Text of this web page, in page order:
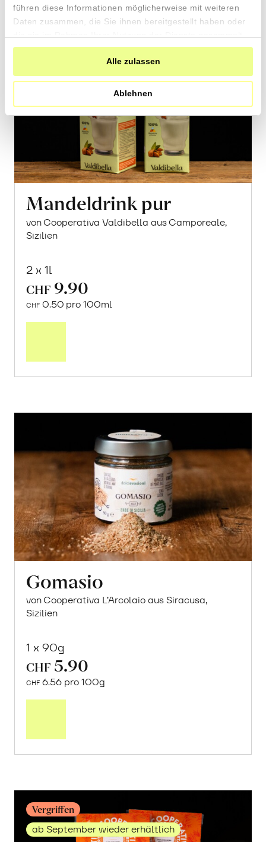
führen diese Informationen möglicherweise mit weiteren
Daten zusammen, die Sie ihnen bereitgestellt haben oder
haben.
Alle zulassen
Ablehnen
Mandeldrink pur
von Cooperativa Valdibella aus Camporeale,
Sizilien
2 x 1l
CHF 9.90
CHF 0.50 pro 100ml
Gomasio
von Cooperativa L’Arcolaio aus Siracusa,
Sizilien
1 x 90g
CHF 5.90
CHF 6.56 pro 100g
Vergriffen
ab September wieder erhältlich